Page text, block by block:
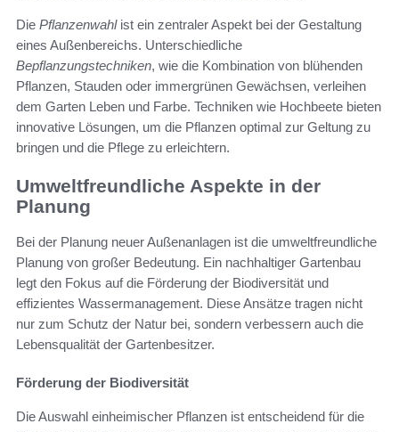
Die Pflanzenwahlist ein zentraler Aspekt bei der Gestaltung
eines Außenbereichs. Unterschiedliche
Bepflanzungstechniken, wie die Kombination von blühenden
Pflanzen, Stauden oder immergrünen Gewächsen, verleihen
dem Garten Leben und Farbe. Techniken wie Hochbeete bieten
innovative Lösungen, um die Pflanzen optimal zur Geltung zu
bringen und die Pflege zu erleichtern.
Umweltfreundliche Aspekte in der
Planung
Bei der Planung neuer Außenanlagen ist die umweltfreundliche
Planung von großer Bedeutung. Ein nachhaltiger Gartenbau
legt den Fokus auf die Förderung der Biodiversität und
effizientes Wassermanagement. Diese Ansätze tragen nicht
nur zum Schutz der Natur bei, sondern verbessern auch die
Lebensqualität der Gartenbesitzer.
Förderung der Biodiversität
Die Auswahl einheimischer Pflanzen ist entscheidend für die